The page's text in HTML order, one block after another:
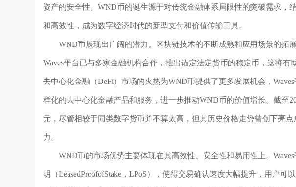
资产的安全性。WND币的诞生源于对传统金融体系局限性的突破需求，
和高效性，成为数字经济时代的新型支付和价值传输工具。
WND币展现出广阔的潜力。区块链技术的不断成熟和应用场景的拓
Waves平台已与多家金融机构合作，推出锚定法定货币的稳定币，这将有
去中心化金融（DeFi）市场的火热为WND币提供了更多发展机会，
样化的去中心化金融产品和服务，进一步推动WND币的价值增长。截至
元，尽管相较于同类数字货币并不算太高，但其历史价格走势曾创下亮
力。
WND币的市场优势主要体现在其高效性、安全性和易用性上。
明（LeasedProofofStake，LPoS），使得交易确认速度大幅提升，用户可